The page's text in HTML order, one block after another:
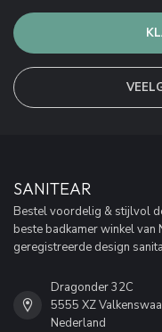
SANITEAR
Bestel voordelig & stijlvol
beste badkamer winkel van
geregistreerde design
Dragonder 32C
5555 XZ
Nederland